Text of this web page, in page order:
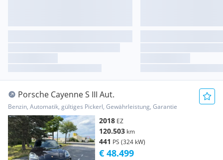
Porsche Cayenne S III Aut.
Benzin, Automatik, gültiges Pickerl, Gewährleistung, Garantie
2018 EZ
120.503 km
441 PS (324 kW)
€ 48.499